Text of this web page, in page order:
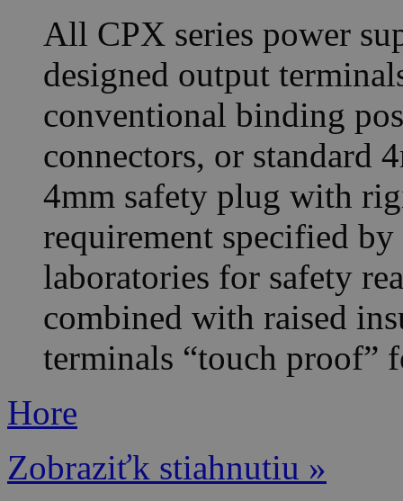
All CPX series power
designed output
conventional binding
connectors, or standard
4mm safety plug with
requirement specified
laboratories for safety
combined with raised
terminals “touch proof”
Hore
Zobraziťk stiahnutiu »